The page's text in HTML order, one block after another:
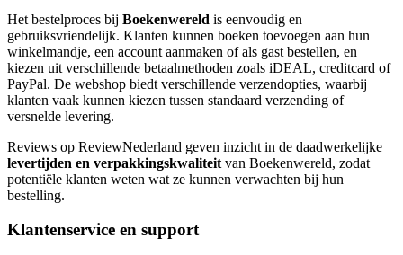
Het bestelproces bij Boekenwereld is eenvoudig en
gebruiksvriendelijk. Klanten kunnen boeken toevoegen aan hun
winkelmandje, een account aanmaken of als gast bestellen, en
kiezen uit verschillende betaalmethoden zoals iDEAL, creditcard of
PayPal. De webshop biedt verschillende verzendopties, waarbij
klanten vaak kunnen kiezen tussen standaard verzending of
versnelde levering.
Reviews op ReviewNederland geven inzicht in de daadwerkelijke
levertijden en verpakkingskwaliteit van Boekenwereld, zodat
potentiële klanten weten wat ze kunnen verwachten bij hun
bestelling.
Klantenservice en support